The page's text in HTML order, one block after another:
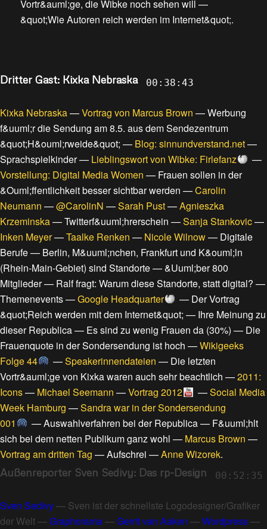
Vortr&auml;ge, die Wibke noch sehen will —
&quot;Wie Autoren reich werden im Internet&quot;.
Dritter Gast: Kixka Nebraska 00:38:43
Kixka Nebraska—Vortrag von Marcus Brown —Werbung
f&uuml;r die Sendung am 8.5. aus dem Sendezentrum
&quot;H&ouml;rweide&quot; — Blog: sinnundverstand.net—
Sprachspielkinder— Lieblingswort von Wibke: Firlefanz
—
Vorstellung: Digital Media Women — Frauen sollen in der
&Ouml;ffentlichkeit besser sichtbar werden —Carolin
Neumann —@CarolinN —Sarah Pust—Agnieszka
Krzeminska—Twitterf&uuml;hrerschein —Sanja Stankovic—
Inken Meyer—Taalke Renken — Nicole Wilnow— Digitale
Berufe— Berlin, M&uuml;nchen, Frankfurt und K&ouml;ln
(Rhein-Main-Gebiet) sind Standorte—&Uuml;ber 800
Mitglieder— Ralf fragt: Warum diese Standorte, statt digital? —
Themenevents—Google Headquarter — Der Vortrag
&quot;Reich werden mit dem Internet&quot; — Ihre Meinung zu
dieser Republica— Es sind zu wenig Frauen da (30%) — Die
Frauenquote in der Sondersendung ist hoch —Wikigeeks
Folge 44
—Speakerinnendateien — Die letzten
Vortr&auml;ge von Kixka waren auch sehr beachtlich —2011:
Icons— Michael Seemann —Vortrag 2012 —Social Media
Week Hamburg —Sandra war in der Sondersendung
001
—Auswahlverfahren bei der Republica— F&uuml;hlt
sich bei dem netten Publikum ganz wohl — Marcus Brown —
Vortrag am dritten Tag —Aufschrei —Anne Wizorek.
Außenreporter Sven Sedivy: Das rp-Design 00:52:35
Sven Sedivy— Sven ist der schnellste Logodesigner/Grafiker
der Welt—Graphorama—Gerrit van Aaken —Wordpress—